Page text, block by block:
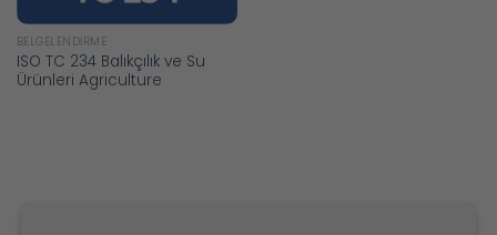
BELGELENDIRME
ISO TC 234 Balıkçılık ve Su
Ürünleri Agriculture